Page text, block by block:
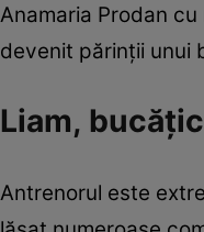
Anamaria Prodan
devenit părinții unui
Liam,
Antrenorul este